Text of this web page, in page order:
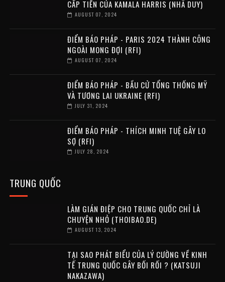
CẤP TIẾN CỦA KAMALA HARRIS (NHÃ DUY)
AUGUST 07, 2024
ĐIỂM BÁO PHÁP - PARIS 2024 THÀNH CÔNG
NGOÀI MONG ĐỢI (RFI)
AUGUST 07, 2024
ĐIỂM BÁO PHÁP - BẦU CỬ TỔNG THỐNG MỸ
VÀ TƯƠNG LAI UKRAINE (RFI)
JULY 31, 2024
ĐIỂM BÁO PHÁP - THÍCH MINH TUỆ GÂY LO
SỢ (RFI)
JULY 28, 2024
TRUNG QUỐC
LÀM GIÁN ĐIỆP CHO TRUNG QUỐC CHỈ LÀ
CHUYỆN NHỎ (THOIBAO.DE)
AUGUST 13, 2024
TẠI SAO PHÁT BIỂU CỦA LÝ CƯỜNG VỀ KINH
TẾ TRUNG QUỐC GÂY BỐI RỐI ? (KATSUJI
NAKAZAWA)